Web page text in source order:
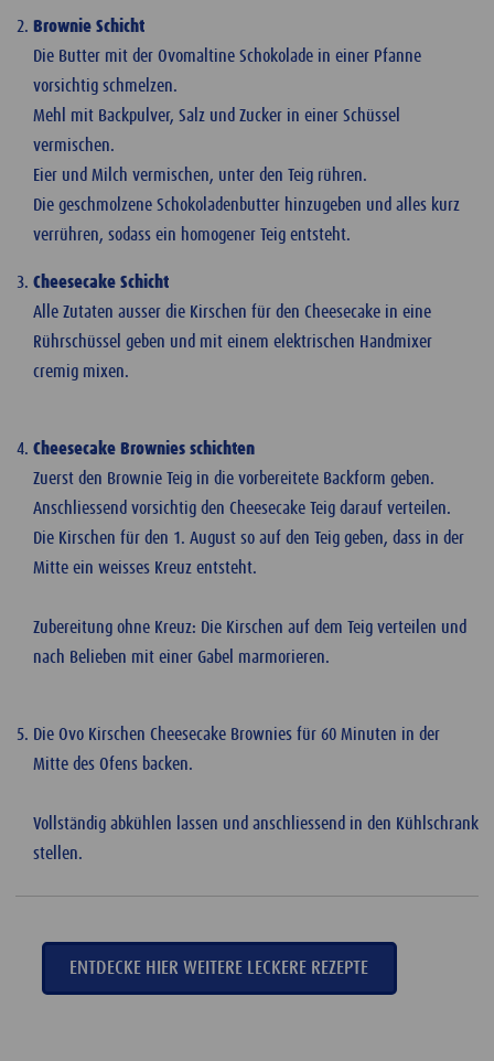
Brownie Schicht
Die Butter mit der Ovomaltine Schokolade in einer Pfanne
vorsichtig schmelzen.
Mehl mit Backpulver, Salz und Zucker in einer Schüssel
vermischen.
Eier und Milch vermischen, unter den Teig rühren.
Die geschmolzene Schokoladenbutter hinzugeben und alles kurz
verrühren, sodass ein homogener Teig entsteht.
Cheesecake Schicht
Alle Zutaten ausser die Kirschen für den Cheesecake in eine
Rührschüssel geben und mit einem elektrischen Handmixer
cremig mixen.
Cheesecake Brownies schichten
Zuerst den Brownie Teig in die vorbereitete Backform geben.
Anschliessend vorsichtig den Cheesecake Teig darauf verteilen.
Die Kirschen für den 1. August so auf den Teig geben, dass in der
Mitte ein weisses Kreuz entsteht.
Zubereitung ohne Kreuz: Die Kirschen auf dem Teig verteilen und
nach Belieben mit einer Gabel marmorieren.
Die Ovo Kirschen Cheesecake Brownies für 60 Minuten in der
Mitte des Ofens backen.
Vollständig abkühlen lassen und anschliessend in den Kühlschrank
stellen.
ENTDECKE HIER WEITERE LECKERE REZEPTE